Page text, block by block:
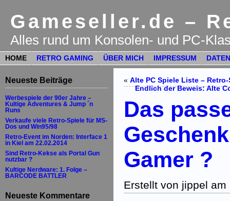
Gameseller.de –
Alles rund um Konsolen- und PC-
HOME RETRO GAMING ÜBER MICH IMPRESSUM
Neueste Beiträge
Werbespiele der 90er Jahre –
Kultige Adventures & Jump ´n
Runs
Verkaufe viele Retro-Spiele für MS-
Dos und Win95/98
Retro-Event im Norden: Interface 1
in Kiel am 22.02.2014
Sind Retro-Kekse als Portal Gun
nutzbar ?
Kultige Nerdware: 1. Folge –
BARCODE BATTLER
Neueste Kommentare
« Alte PC Spiele Liste –
Endlich der Beweis: Alte
Das
Gamer ?
Erstellt von jippel